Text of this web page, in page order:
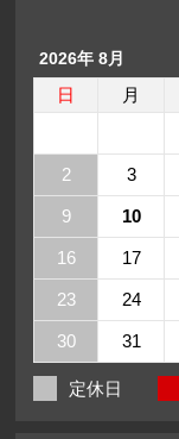
2026年 8月
日 月
2 3
9 10
16 17
23 24
30 31
定休日